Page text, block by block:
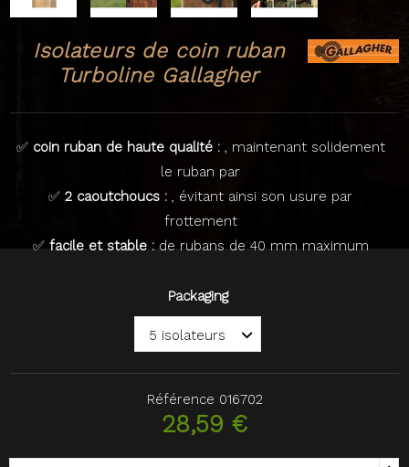
Isolateurs de coin ruban
Turboline Gallagher
✅ coin ruban de haute qualité :, maintenant solidement
le ruban par
✅ 2 caoutchoucs : , évitant ainsi son usure par
frottement
✅facile et stable :de rubans de 40 mm maximum
Packaging
Référence 016702
28,59 €